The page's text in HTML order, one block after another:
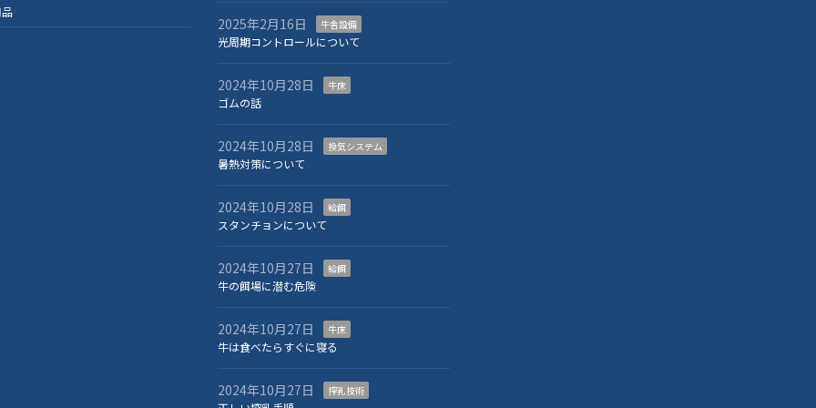
2025年2月16日 牛舎設備
光周期コントロールについて
2024年10月28日 牛床
ゴムの話
2024年10月28日 換気システム
暑熱対策について
2024年10月28日 給餌
スタンチョンについて
2024年10月27日 給餌
牛の餌場に潜む危険
2024年10月27日 牛床
牛は食べたらすぐに寝る
2024年10月27日 搾乳技術